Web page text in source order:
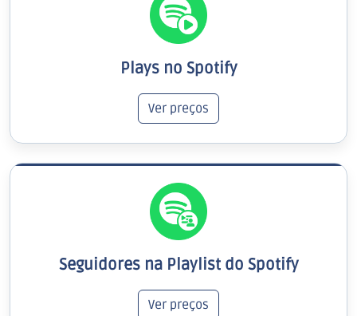
Plays no Spotify
Ver preços
Seguidores na Playlist do Spotify
Ver preços